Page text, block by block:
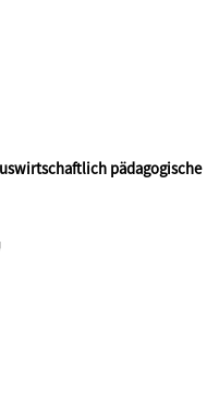
pädagogische